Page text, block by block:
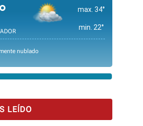
max. 34°
min. 22°
nublado
LEÍDO